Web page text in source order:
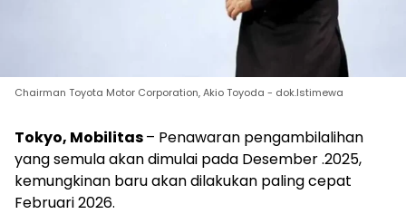
Chairman Toyota Motor Corporation, Akio Toyoda - dok.Istimewa
Tokyo, Mobilitas– Penawaran pengambilalihan
yang semula akan dimulai pada Desember .2025,
kemungkinan baru akan dilakukan paling cepat
Februari 2026.